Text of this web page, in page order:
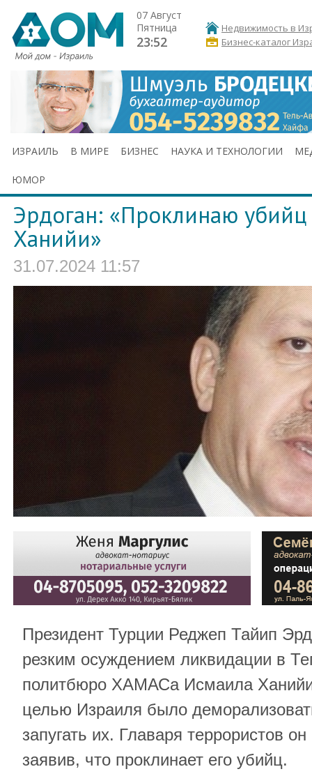
07 Август
Пятница
23:52
Недвижимость в
Бизнес-каталог
ИЗРАИЛЬ В МИРЕ БИЗНЕС НАУКА И ТЕХНОЛОГИИ
ЮМОР
Эрдоган: «Проклинаю убийц
Ханийи»
31.07.2024 11:57
Президент Турции Реджеп Тайип
резким осуждением ликвидации в
политбюро ХАМАСа Исмаила
целью Израиля было
запугать их. Главаря террористов
заявив, что проклинает его убийц.